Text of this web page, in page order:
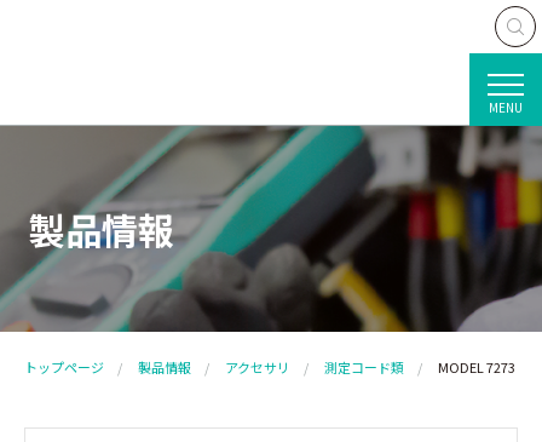
MENU
製品情報
トップページ 製品情報 アクセサリ 測定コード類 MODEL 7273